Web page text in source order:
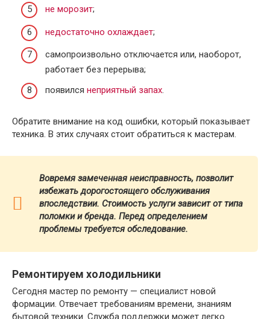
не морозит;
недостаточно охлаждает;
самопроизвольно отключается или, наоборот,
работает без перерыва;
появился неприятный запах.
Обратите внимание на код ошибки, который показывает
техника. В этих случаях стоит обратиться к мастерам.
Вовремя замеченная неисправность, позволит
избежать дорогостоящего обслуживания
впоследствии. Стоимость услуги зависит от типа
поломки и бренда. Перед определением
проблемы требуется обследование.
Ремонтируем холодильники
Сегодня мастер по ремонту — специалист новой
формации. Отвечает требованиям времени, знаниям
бытовой техники. Служба поддержки может легко